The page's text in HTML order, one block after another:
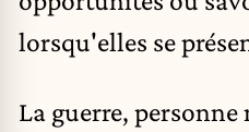
lorsqu'elles se
La guerre,